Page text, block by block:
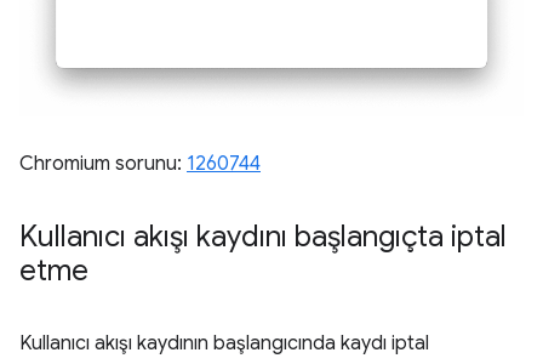
Chromium sorunu: 1260744
Kullanıcı akışı kaydını başlangıçta iptal
etme
Kullanıcı akışı kaydının başlangıcında kaydı iptal